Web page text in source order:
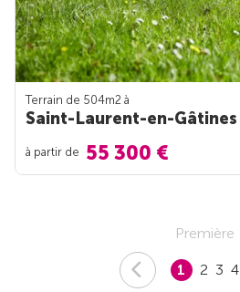
Terrain de 504m2 à
Saint-Laurent-en-Gâtines
à partir de 55 300 €
Première
1 2 3 4